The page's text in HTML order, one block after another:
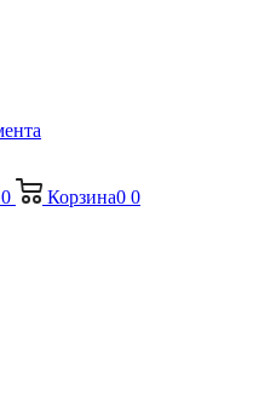
0 Корзина0 0